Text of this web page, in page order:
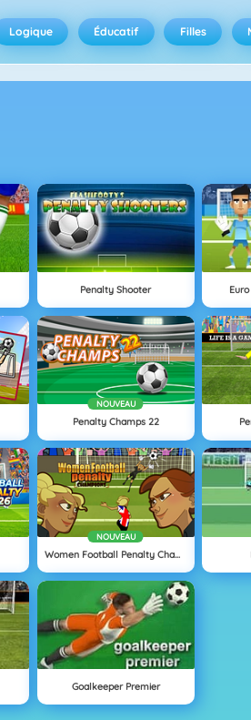
Logique Éducatif Filles
Penalty Shooter
NOUVEAU
Penalty Champs 22
NOUVEAU
Women Football Penalty Champions
Goalkeeper Premier